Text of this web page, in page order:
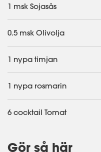
1 msk Sojasås
0.5 msk Olivolja
1 nypa timjan
1 nypa rosmarin
6 cocktail Tomat
Gör så här